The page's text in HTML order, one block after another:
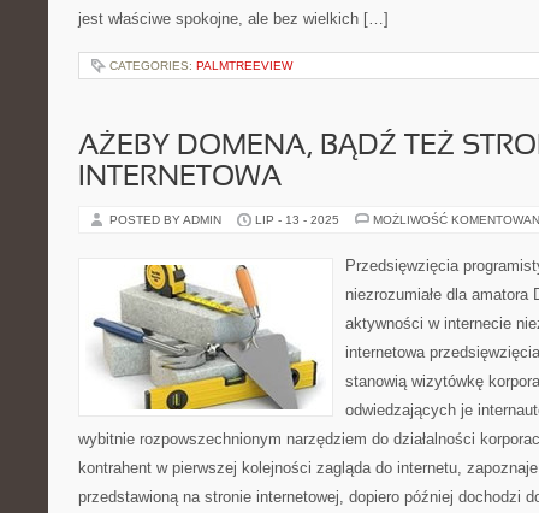
jest właściwe spokojne, ale bez wielkich […]
CATEGORIES: PALMTREEVIEW
AŻEBY DOMENA, BĄDŹ TEŻ
INTERNETOWA
POSTED BY ADMIN LIP - 13 - 2025 MOŻLIWOŚĆ
Przedsięwzięcia
niezrozumiałe dla amatora
aktywności w internecie
internetowa
stanowią wizytówkę
odwiedzających je
wybitnie rozpowszechnionym narzędziem do działalności
kontrahent w pierwszej kolejności zagląda do internetu,
przedstawioną na stronie internetowej, dopiero później dochodzi